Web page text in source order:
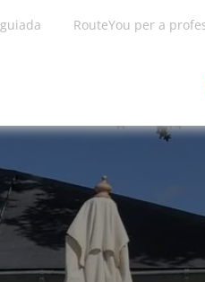
RouteYou per a